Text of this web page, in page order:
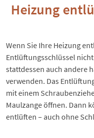
Heizung
Wenn Sie Ihre Heizung
Entlüftungsschlüssel
stattdessen auch andere
verwenden. Das
mit einem
Maulzange öffnen. Dann
entlüften – auch ohne